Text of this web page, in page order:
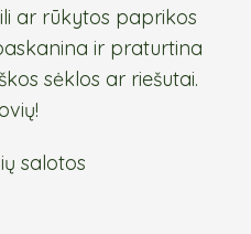
ar rūkytos paprikos
ir praturtina
sėklos ar riešutai.